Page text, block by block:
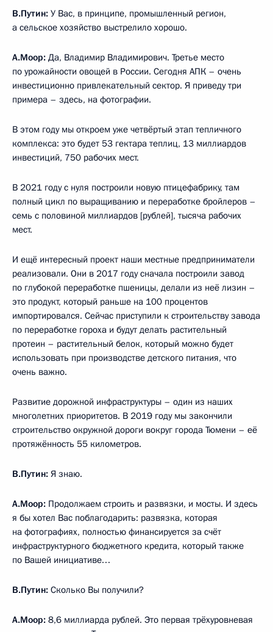
В.Путин: У Вас, в принципе, промышленный регион,
а сельское хозяйство выстрелило хорошо.
А.Моор: Да, Владимир Владимирович. Третье место
по урожайности овощей в России. Сегодня АПК – очень
инвестиционно привлекательный сектор. Я приведу три
примера – здесь, на фотографии.
В этом году мы откроем уже четвёртый этап тепличного
комплекса: это будет 53 гектара теплиц, 13 миллиардов
инвестиций, 750 рабочих мест.
В 2021 году с нуля построили новую птицефабрику, там
полный цикл по выращиванию и переработке бройлеров –
семь с половиной миллиардов [рублей], тысяча рабочих
мест.
И ещё интересный проект наши местные предприниматели
реализовали. Они в 2017 году сначала построили завод
по глубокой переработке пшеницы, делали из неё лизин –
это продукт, который раньше на 100 процентов
импортировался. Сейчас приступили к строительству завода
по переработке гороха и будут делать растительный
протеин – растительный белок, который можно будет
использовать при производстве детского питания, что
очень важно.
Развитие дорожной инфраструктуры – один из наших
многолетних приоритетов. В 2019 году мы закончили
строительство окружной дороги вокруг города Тюмени – её
протяжённость 55 километров.
В.Путин: Я знаю.
А.Моор: Продолжаем строить и развязки, и мосты. И здесь
я бы хотел Вас поблагодарить: развязка, которая
на фотографиях, полностью финансируется за счёт
инфраструктурного бюджетного кредита, который также
по Вашей инициативе…
В.Путин: Сколько Вы получили?
А.Моор: 8,6 миллиарда рублей. Это первая трёхуровневая